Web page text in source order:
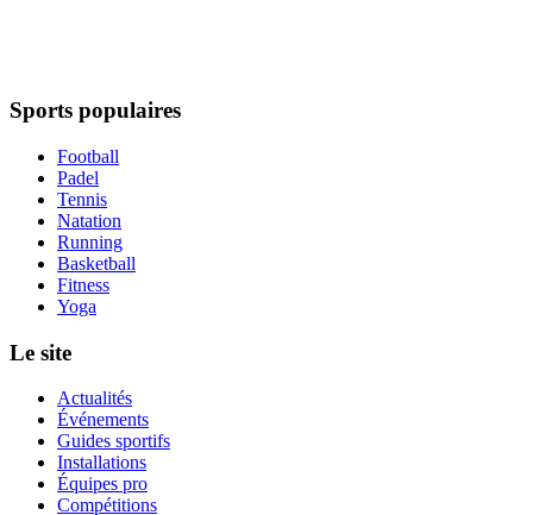
Sports populaires
Football
Padel
Tennis
Natation
Running
Basketball
Fitness
Yoga
Le site
Actualités
Événements
Guides sportifs
Installations
Équipes pro
Compétitions